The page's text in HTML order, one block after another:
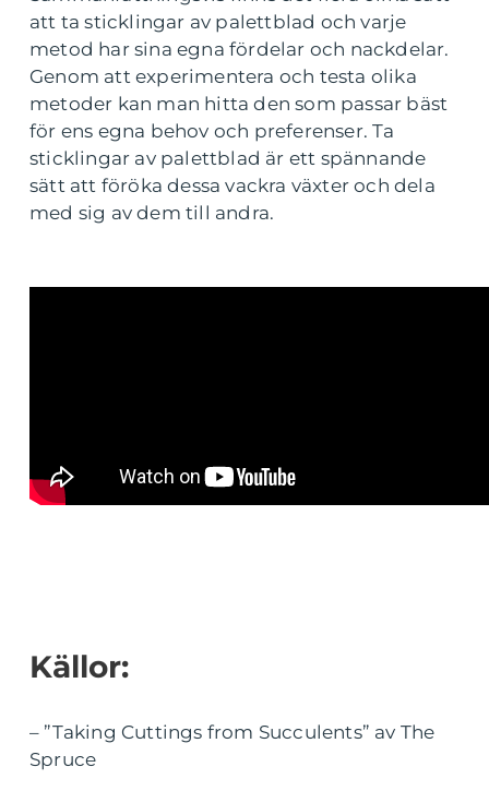
att ta sticklingar av palettblad och varje
metod har sina egna fördelar och nackdelar.
Genom att experimentera och testa olika
metoder kan man hitta den som passar bäst
för ens egna behov och preferenser. Ta
sticklingar av palettblad är ett spännande
sätt att föröka dessa vackra växter och dela
med sig av dem till andra.
Källor:
– ”Taking Cuttings from Succulents” av The
Spruce